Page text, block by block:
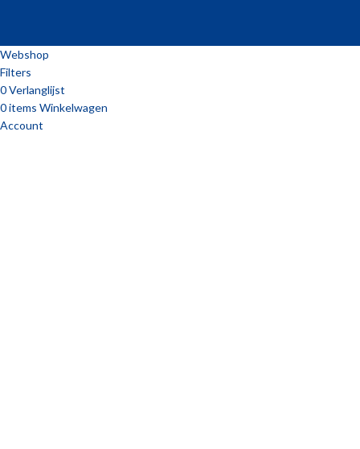
Webshop
Filters
0Verlanglijst
0items Winkelwagen
Account